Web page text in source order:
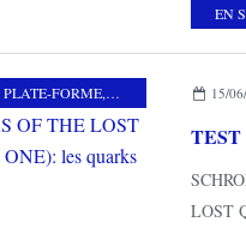
EN
PLATE-FORME, MES COUPS DE15/
LOST